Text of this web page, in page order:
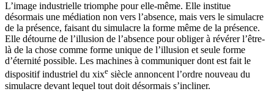
L’image industrielle triomphe pour elle-même. Elle institue
désormais une médiation non vers l’absence, mais vers le simulacre
de la présence, faisant du simulacre la forme même de la présence.
Elle détourne de l’illusion de l’absence pour obliger à révérer l’être-
là de la chose comme forme unique de l’illusion et seule forme
d’éternité possible. Les machines à communiquer dont est fait le
dispositif industriel du xixe siècle annoncent l’ordre nouveau du
simulacre devant lequel tout doit désormais s’incliner.